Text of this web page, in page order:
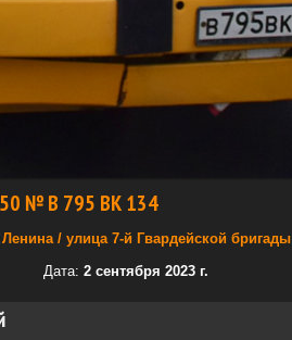
№ В 795 ВК 134
/ улица 7-й Гвардейской бригады
2 сентября 2023 г.